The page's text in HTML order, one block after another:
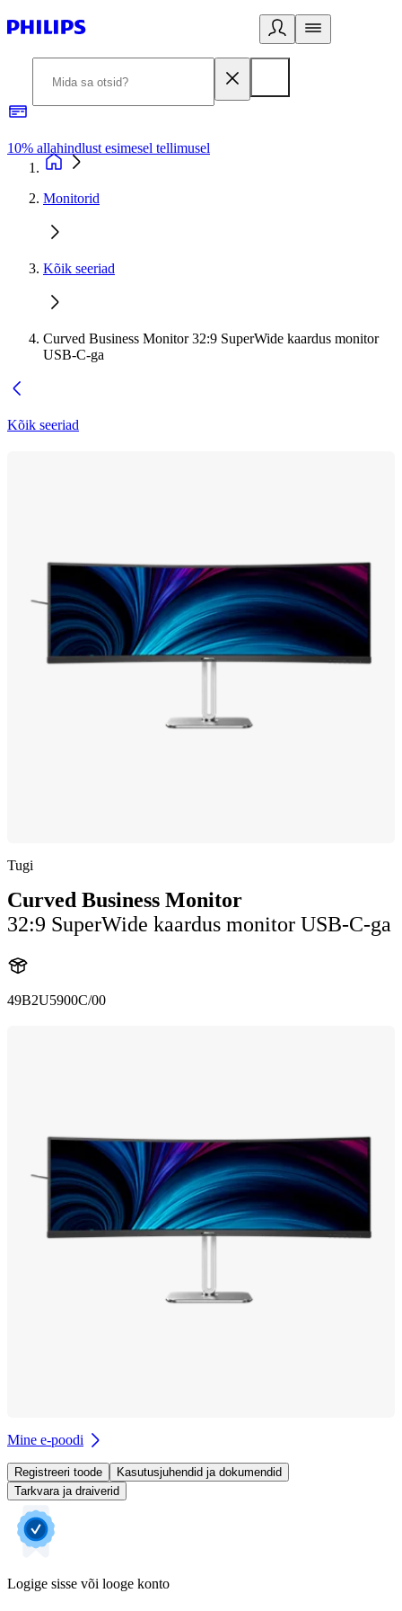
10% allahindlust esimesel tellimusel
Monitorid
Kõik seeriad
Curved Business Monitor 32:9 SuperWide kaardus monitor
USB-C-ga
Kõik seeriad
Tugi
Curved Business Monitor
32:9 SuperWide kaardus monitor USB-C-ga
49B2U5900C/00
Mine e-poodi
Registreeri toode
Kasutusjuhendid ja dokumendid
Tarkvara ja draiverid
Logige sisse või looge konto